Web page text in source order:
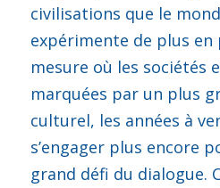
civilisations que le
expérimente de plus en
mesure où les sociétés
marquées par un plus
culturel, les années à
s’engager plus encore
grand défi du dialogue.